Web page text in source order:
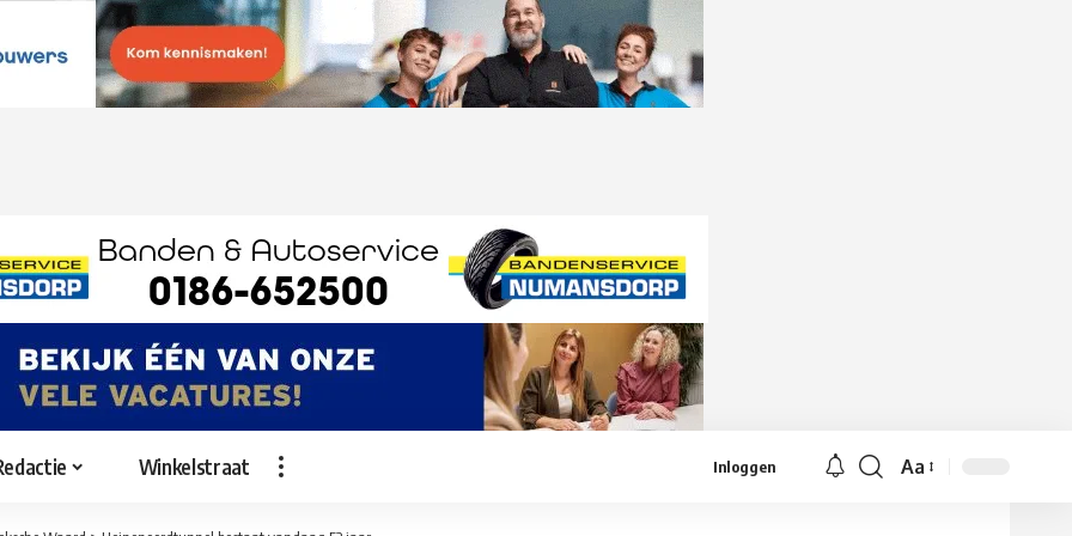
Winkelstraat Inloggen
Lettergrootte
Aa